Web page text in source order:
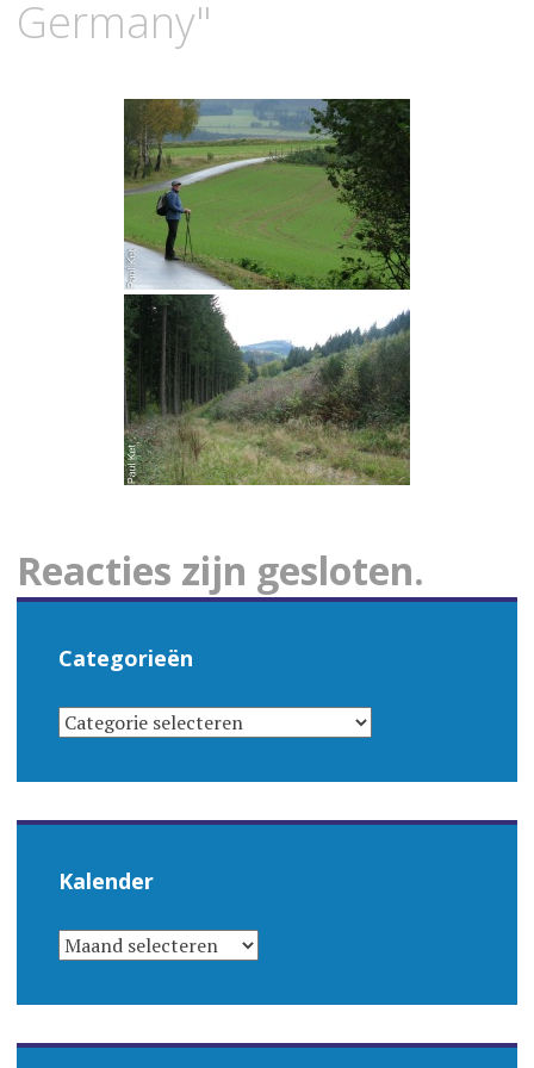
Germany"
Reacties zijn gesloten.
Categorieën
CATEGORIEËN
Kalender
KALENDER